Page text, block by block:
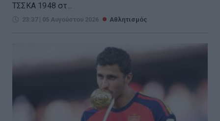
ΤΣΣΚΑ 1948 στ...
23:37 | 05 Αυγούστου 2026 Αθλητισμός